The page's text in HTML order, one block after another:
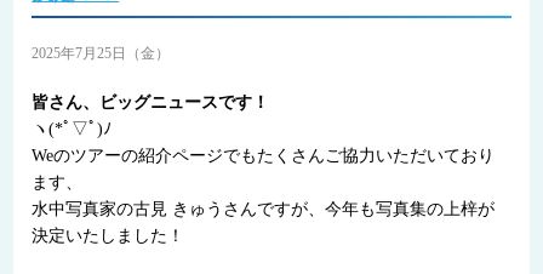
2025年7月25日（金）
皆さん、ビッグニュースです！
ヽ(*ﾟ▽ﾟ)ﾉ
Weのツアーの紹介ページでもたくさんご協力いただいており
ます、
水中写真家の古見 きゅうさんですが、今年も写真集の上梓が
決定いたしました！